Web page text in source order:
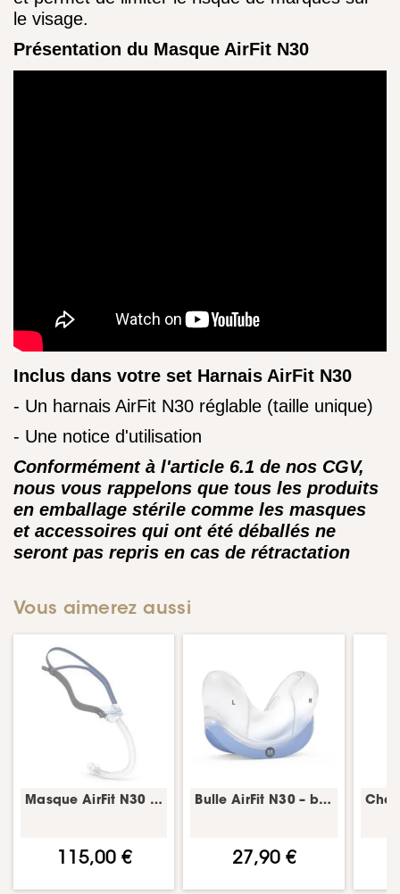
le visage.
Présentation du Masque AirFit N30
Inclus dans votre set Harnais AirFit N30
- Un harnais AirFit N30 réglable (taille unique)
- Une notice d'utilisation
Conformément à l'article 6.1 de nos CGV,
nous vous rappelons que tous les produits
en emballage stérile comme les masques
et accessoires qui ont été déballés ne
seront pas repris en cas de rétractation
Vous aimerez aussi
Masque AirFit N30 – PPC nasal – ResMed
115,00 €
Bulle AirFit N30 – bulle/coussin masque CPAP – ResMed
27,90 €